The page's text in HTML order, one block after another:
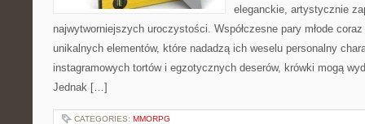
eleganckie, artystycznie
najwytworniejszych uroczystości. Współczesne pary młode
unikalnych elementów, które nadadzą ich weselu personalny
instagramowych tortów i egzotycznych deserów, krówki mogą
Jednak […]
CATEGORIES: MMORPG